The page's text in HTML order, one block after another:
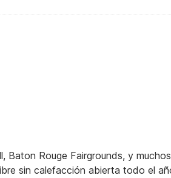
Baton Rouge Fairgrounds, y muchos
sin calefacción abierta todo el